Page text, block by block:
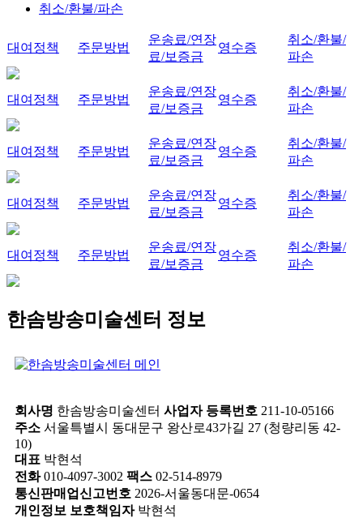
취소/환불/파손
대여정책 주문방법
운송료/연장
료/보증금
영수증
취소/환불/
파손
대여정책 주문방법
운송료/연장
료/보증금
영수증
취소/환불/
파손
대여정책 주문방법
운송료/연장
료/보증금
영수증
취소/환불/
파손
대여정책 주문방법
운송료/연장
료/보증금
영수증
취소/환불/
파손
대여정책 주문방법
운송료/연장
료/보증금
영수증
취소/환불/
파손
한솜방송미술센터 정보
회사명 한솜방송미술센터 사업자 등록번호 211-10-05166
주소 서울특별시 동대문구 왕산로43가길 27 (청량리동 42-
10)
대표 박현석
전화010-4097-3002 팩스 02-514-8979
통신판매업신고번호 2026-서울동대문-0654
개인정보 보호책임자박현석